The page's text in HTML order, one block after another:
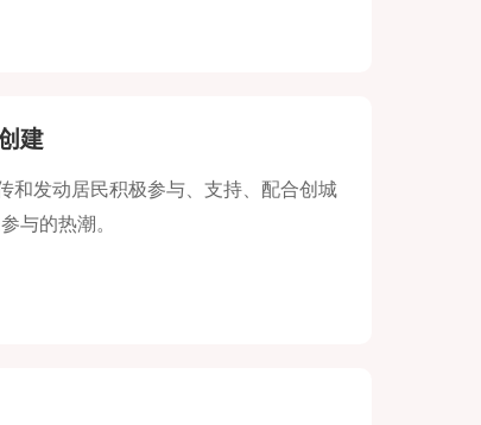
建
和发动居民积极参与、支持、配合创城
与的热潮。